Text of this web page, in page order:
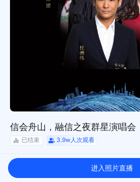
信会舟山，融信之夜群星演唱会
已结束 3.9w人次观看
进入照片直播